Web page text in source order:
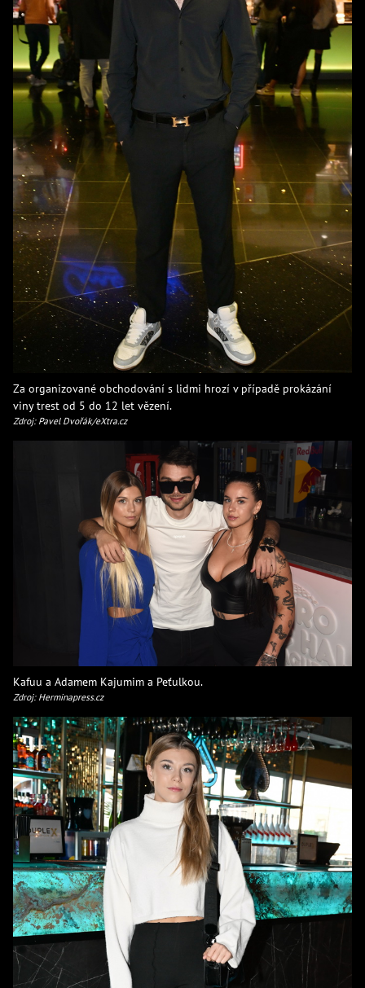
Za organizované obchodování s lidmi hrozí v případě prokázání
viny trest od 5 do 12 let vězení.
Zdroj: Pavel Dvořák/eXtra.cz
Kafuu a Adamem Kajumim a Peťulkou.
Zdroj: Herminapress.cz